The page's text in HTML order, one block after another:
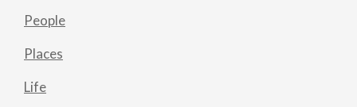
People
Places
Life